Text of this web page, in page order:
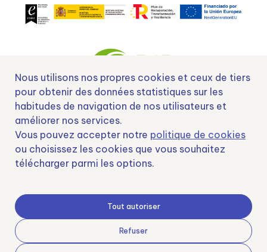
Nº EXP 00152378 / SNEO-20222129 Financiado por la Unión Europea –
Samoving, S.L. En el marco del Programa ICEX Next, ha contado con el apoyo
de ICEX y con la cofinanciación del fondo europeo FEDER. LA finalidad de este
apoyo es contribuir al desarrollo internacional de la empresa y de su entorno.
Fondo Europeo de Desarrollo Regional
Nous utilisons nos propres cookies et ceux de tiers
pour obtenir des données statistiques sur les
habitudes de navigation de nos utilisateurs et
améliorer nos services.
Vous pouvez accepter notre politique de cookies
ou choisissez les cookies que vous souhaitez
télécharger parmi les options.
Tout autoriser
Refuser